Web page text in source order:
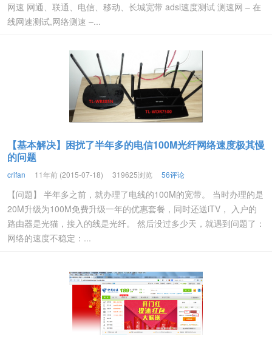
网速 网通、联通、电信、移动、长城宽带 adsl速度测试 测速网 – 在
线网速测试,网络测速 –...
【基本解决】困扰了半年多的电信100M光纤网络速度极其慢
的问题
crifan 11年前 (2015-07-18) 319625浏览 56评论
【问题】 半年多之前，就办理了电线的100M的宽带。 当时办理的是
20M升级为100M免费升级一年的优惠套餐，同时还送iTV， 入户的
路由器是光猫，接入的线是光纤。 然后没过多少天，就遇到问题了：
网络的速度不稳定：...